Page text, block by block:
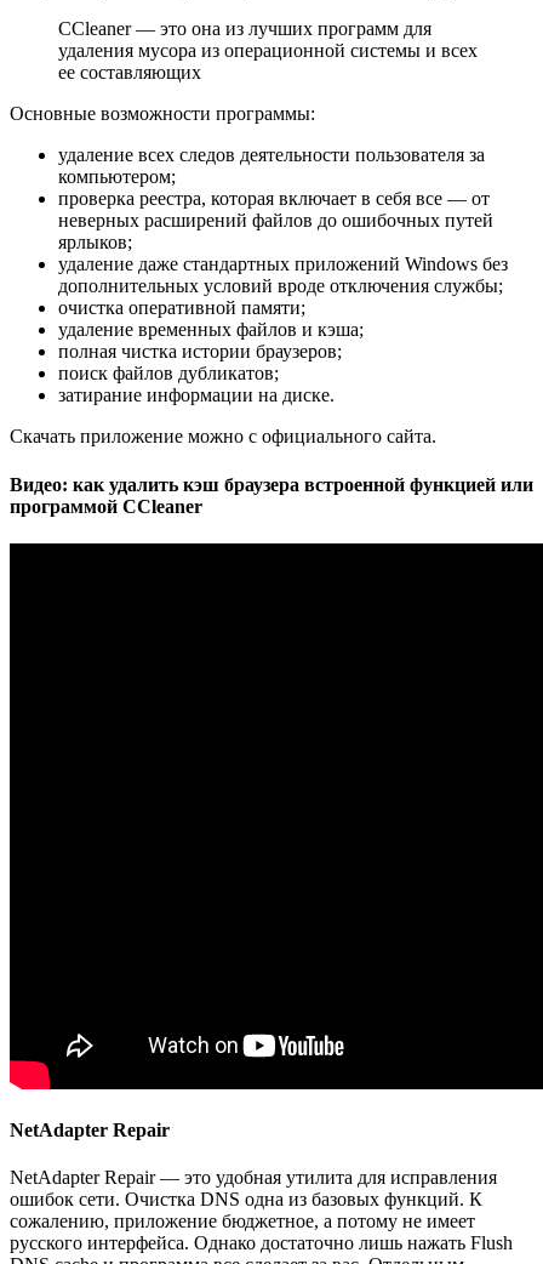
CCleaner — это она из лучших программ для
удаления мусора из операционной системы и всех
ее составляющих
Основные возможности программы:
удаление всех следов деятельности пользователя за
компьютером;
проверка реестра, которая включает в себя все — от
неверных расширений файлов до ошибочных путей
ярлыков;
удаление даже стандартных приложений Windows без
дополнительных условий вроде отключения службы;
очистка оперативной памяти;
удаление временных файлов и кэша;
полная чистка истории браузеров;
поиск файлов дубликатов;
затирание информации на диске.
Скачать приложение можно с официального сайта.
Видео: как удалить кэш браузера встроенной функцией или
программой CCleaner
NetAdapter Repair
NetAdapter Repair — это удобная утилита для исправления
ошибок сети. Очистка DNS одна из базовых функций. К
сожалению, приложение бюджетное, а потому не имеет
русского интерфейса. Однако достаточно лишь нажать Flush